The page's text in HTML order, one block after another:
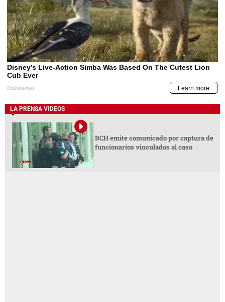
LA PRENSA VIDEOS
BCH emite comunicado por captura de
funcionarios vinculados al caso